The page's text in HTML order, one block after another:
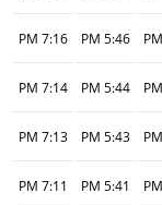
5:46 PM
7:16 PM
5:44 PM
7:14 PM
5:43 PM
7:13 PM
5:41 PM
7:11 PM